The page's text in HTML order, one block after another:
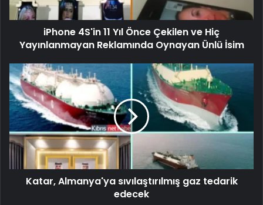
iPhone 4S'in 11 Yıl Önce Çekilen ve Hiç
Yayınlanmayan Reklamında Oynayan Ünlü İsim
Katar, Almanya'ya sıvılaştırılmış gaz tedarik
edecek